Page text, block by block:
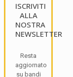
ISCRIVITI
ALLA
NOSTRA
NEWSLETTER
Resta
aggiornato
su bandi